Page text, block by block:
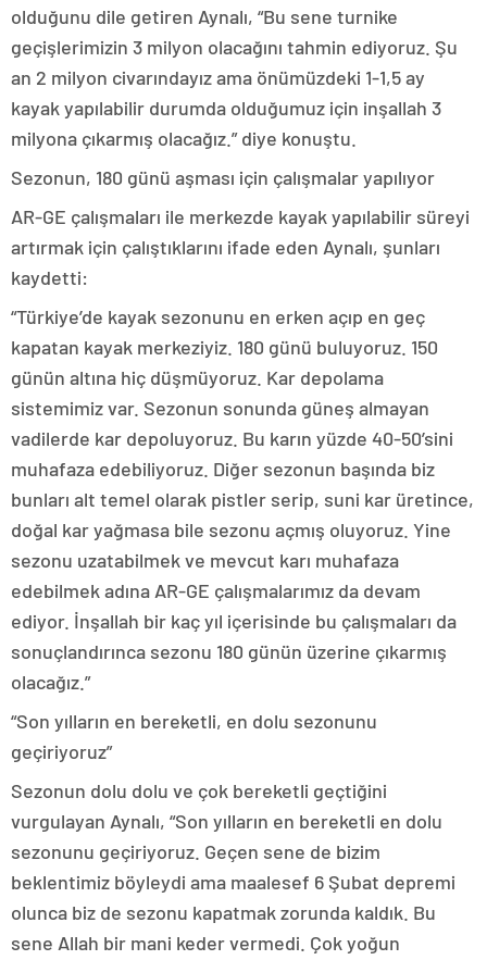
olduğunu dile getiren Aynalı, “Bu sene turnike
geçişlerimizin 3 milyon olacağını tahmin ediyoruz. Şu
an 2 milyon civarındayız ama önümüzdeki 1-1,5 ay
kayak yapılabilir durumda olduğumuz için inşallah 3
milyona çıkarmış olacağız.” diye konuştu.
Sezonun, 180 günü aşması için çalışmalar yapılıyor
AR-GE çalışmaları ile merkezde kayak yapılabilir süreyi
artırmak için çalıştıklarını ifade eden Aynalı, şunları
kaydetti:
“Türkiye’de kayak sezonunu en erken açıp en geç
kapatan kayak merkeziyiz. 180 günü buluyoruz. 150
günün altına hiç düşmüyoruz. Kar depolama
sistemimiz var. Sezonun sonunda güneş almayan
vadilerde kar depoluyoruz. Bu karın yüzde 40-50’sini
muhafaza edebiliyoruz. Diğer sezonun başında biz
bunları alt temel olarak pistler serip, suni kar üretince,
doğal kar yağmasa bile sezonu açmış oluyoruz. Yine
sezonu uzatabilmek ve mevcut karı muhafaza
edebilmek adına AR-GE çalışmalarımız da devam
ediyor. İnşallah bir kaç yıl içerisinde bu çalışmaları da
sonuçlandırınca sezonu 180 günün üzerine çıkarmış
olacağız.”
“Son yılların en bereketli, en dolu sezonunu
geçiriyoruz”
Sezonun dolu dolu ve çok bereketli geçtiğini
vurgulayan Aynalı, “Son yılların en bereketli en dolu
sezonunu geçiriyoruz. Geçen sene de bizim
beklentimiz böyleydi ama maalesef 6 Şubat depremi
olunca biz de sezonu kapatmak zorunda kaldık. Bu
sene Allah bir mani keder vermedi. Çok yoğun